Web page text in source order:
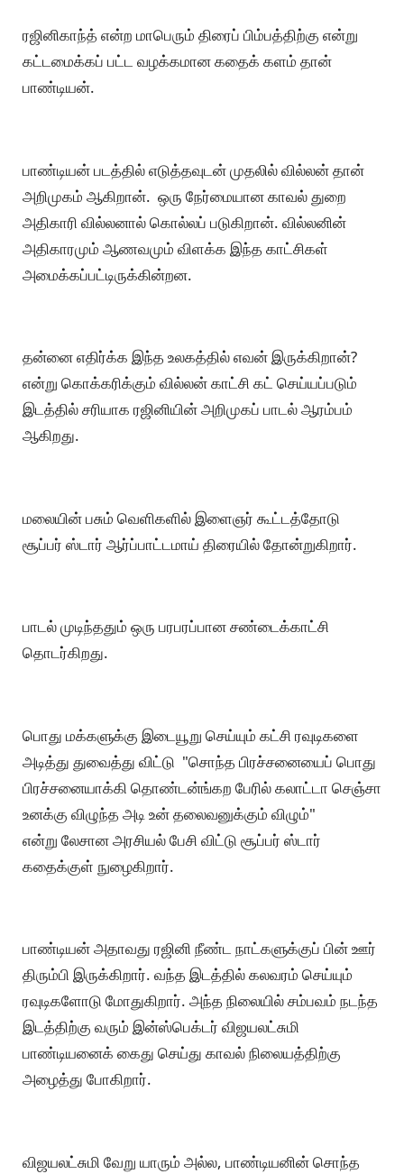
ரஜினிகாந்த் என்ற மாபெரும் திரைப் பிம்பத்திற்கு என்று
கட்டமைக்கப் பட்ட வழக்கமான கதைக் களம் தான்
பாண்டியன்.
பாண்டியன் படத்தில் எடுத்தவுடன் முதலில் வில்லன் தான்
அறிமுகம் ஆகிறான். ஒரு நேர்மையான காவல் துறை
அதிகாரி வில்லனால் கொல்லப் படுகிறான். வில்லனின்
அதிகாரமும் ஆணவமும் விளக்க இந்த காட்சிகள்
அமைக்கப்பட்டிருக்கின்றன.
தன்னை எதிர்க்க இந்த உலகத்தில் எவன் இருக்கிறான்?
என்று கொக்கரிக்கும் வில்லன் காட்சி கட் செய்யப்படும்
இடத்தில் சரியாக ரஜினியின் அறிமுகப் பாடல் ஆரம்பம்
ஆகிறது.
மலையின் பசும் வெளிகளில் இளைஞர் கூட்டத்தோடு
சூப்பர் ஸ்டார் ஆர்ப்பாட்டமாய் திரையில் தோன்றுகிறார்.
பாடல் முடிந்ததும் ஒரு பரபரப்பான சண்டைக்காட்சி
தொடர்கிறது.
பொது மக்களுக்கு இடையூறு செய்யும் கட்சி ரவுடிகளை
அடித்து துவைத்து விட்டு "சொந்த பிரச்சனையைப் பொது
பிரச்சனையாக்கி தொண்டன்ங்கற பேரில் கலாட்டா செஞ்சா
உனக்கு விழுந்த அடி உன் தலைவனுக்கும் விழும்"
என்று லேசான அரசியல் பேசி விட்டு சூப்பர் ஸ்டார்
கதைக்குள் நுழைகிறார்.
பாண்டியன் அதாவது ரஜினி நீண்ட நாட்களுக்குப் பின் ஊர்
திரும்பி இருக்கிறார். வந்த இடத்தில் கலவரம் செய்யும்
ரவுடிகளோடு மோதுகிறார். அந்த நிலையில் சம்பவம் நடந்த
இடத்திற்கு வரும் இன்ஸ்பெக்டர் விஜயலட்சுமி
பாண்டியனைக் கைது செய்து காவல் நிலையத்திற்கு
அழைத்து போகிறார்.
விஜயலட்சுமி வேறு யாரும் அல்ல, பாண்டியனின் சொந்த